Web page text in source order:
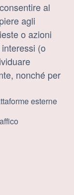
al
agli
o azioni
(o
nonché per
esterne